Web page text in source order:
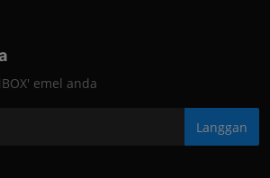
emel anda
Langgan